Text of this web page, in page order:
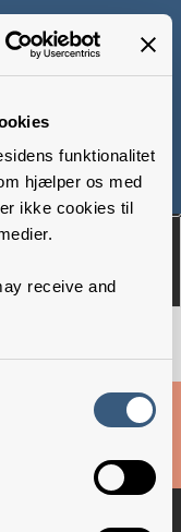
funktionalitet
hjælper os med
ikke cookies til
receive and
Danske Skoleelever